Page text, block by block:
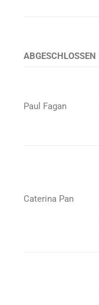
ABGESCHLOSSEN
Paul Fagan
Caterina Pan